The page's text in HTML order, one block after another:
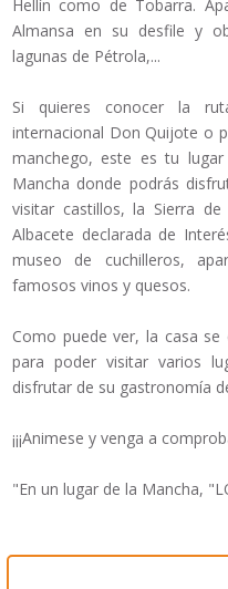
Hellín como de Tobarra.
Almansa en su desfile y
lagunas de Pétrola,...
Si quieres conocer la
internacional Don Quijote o
manchego, este es tu
Mancha donde podrás
visitar castillos, la Sierra
Albacete declarada de
museo de cuchilleros,
famosos vinos y quesos.
Como puede ver, la casa
para poder visitar varios
disfrutar de su gastronomía
¡¡¡Animese y venga a
"En un lugar de la Mancha,